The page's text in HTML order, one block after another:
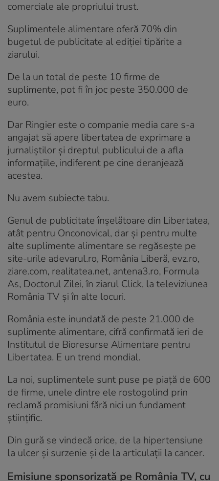
comerciale ale propriului trust.
Suplimentele alimentare oferă 70% din
bugetul de publicitate al ediției tipărite a
ziarului.
De la un total de peste 10 firme de
suplimente, pot fi în joc peste 350.000 de
euro.
Dar Ringier este o companie media care s-a
angajat să apere libertatea de exprimare a
jurnaliștilor și dreptul publicului de a afla
informațiile, indiferent pe cine deranjează
acestea.
Nu avem subiecte tabu.
Genul de publicitate înșelătoare din Libertatea,
atât pentru Onconovical, dar și pentru multe
alte suplimente alimentare se regăsește pe
site-urile adevarul.ro, România Liberă, evz.ro,
ziare.com, realitatea.net, antena3.ro, Formula
As, Doctorul Zilei, în ziarul Click, la televiziunea
România TV și în alte locuri.
România este inundată de peste 21.000 de
suplimente alimentare, cifră confirmată ieri de
Institutul de Bioresurse Alimentare pentru
Libertatea. E un trend mondial.
La noi, suplimentele sunt puse pe piață de 600
de firme, unele dintre ele rostogolind prin
reclamă promisiuni fără nici un fundament
științific.
Din gură se vindecă orice, de la hipertensiune
la ulcer și surzenie și de la articulații la cancer.
Emisiune sponsorizată pe România TV, cu